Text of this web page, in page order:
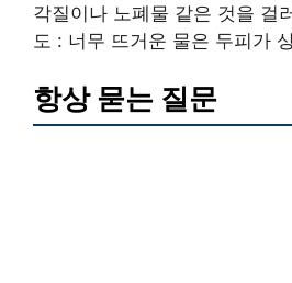
각질이나 노폐물 같은 것을 걸
도 : 너무 뜨거운 물은 두피가
항상 묻는 질문